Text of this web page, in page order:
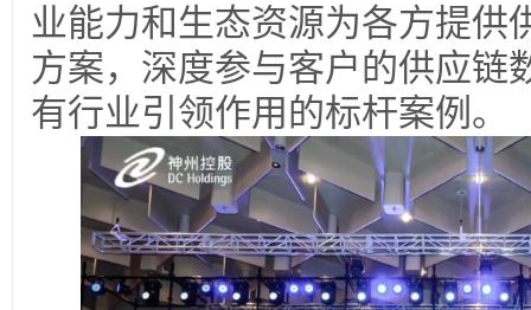
业能力和生态资源为各方提供
方案，深度参与客户的供应链
有行业引领作用的标杆案例。